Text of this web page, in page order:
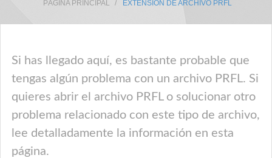
PÁGINA PRINCIPAL EXTENSIÓN DE ARCHIVO PRFL
Si has llegado aquí, es bastante probable que
tengas algún problema con un archivo PRFL. Si
quieres abrir el archivo PRFL o solucionar otro
problema relacionado con este tipo de archivo,
lee detalladamente la información en esta
página.